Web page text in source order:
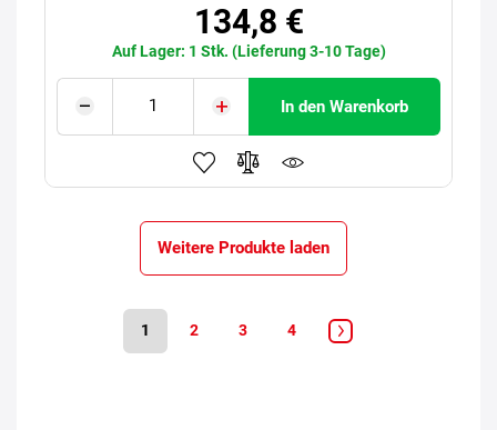
134,8 €
Auf Lager: 1 Stk. (Lieferung 3-10 Tage)
In den Warenkorb
Weitere Produkte laden
1 2 3 4